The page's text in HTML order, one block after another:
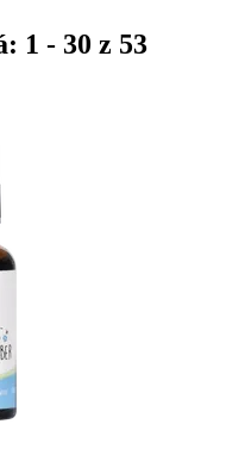
1 - 30 z 53